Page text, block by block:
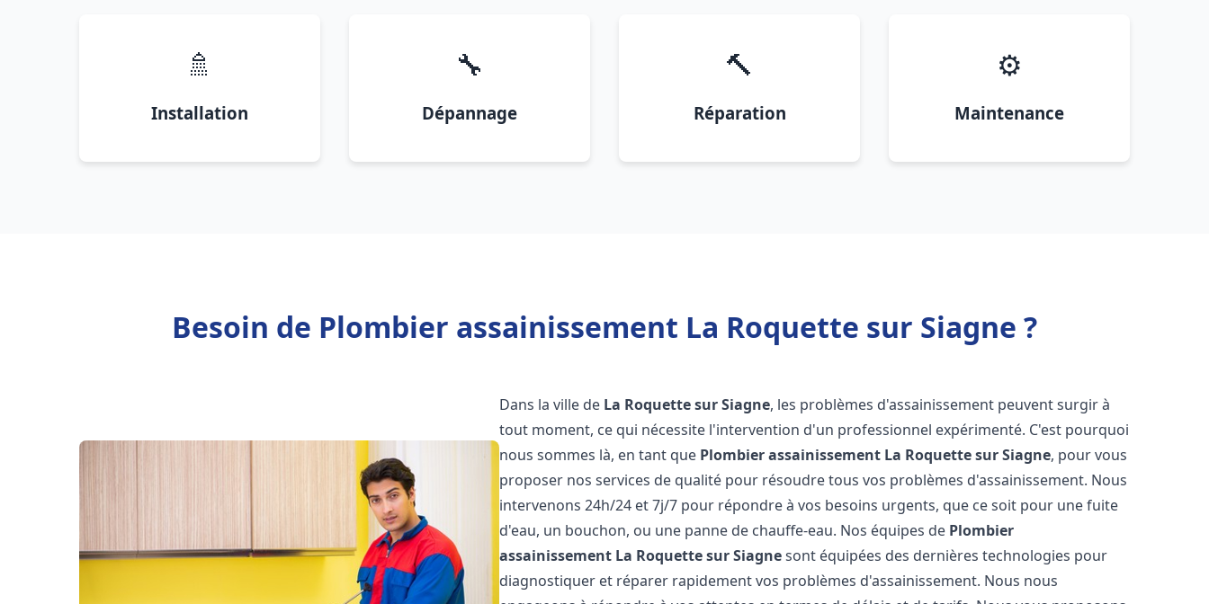
🚿
Installation
🔧
Dépannage
🔨
Réparation
⚙️
Maintenance
Besoin de Plombier assainissement La Roquette sur Siagne ?
Dans la ville de La Roquette sur Siagne, les problèmes d'assainissement peuvent surgir à
tout moment, ce qui nécessite l'intervention d'un professionnel expérimenté. C'est pourquoi
nous sommes là, en tant que Plombier assainissement La Roquette sur Siagne, pour vous
proposer nos services de qualité pour résoudre tous vos problèmes d'assainissement. Nous
intervenons 24h/24 et 7j/7 pour répondre à vos besoins urgents, que ce soit pour une fuite
d'eau, un bouchon, ou une panne de chauffe-eau. Nos équipes de Plombier
assainissement La Roquette sur Siagnesont équipées des dernières technologies pour
diagnostiquer et réparer rapidement vos problèmes d'assainissement. Nous nous